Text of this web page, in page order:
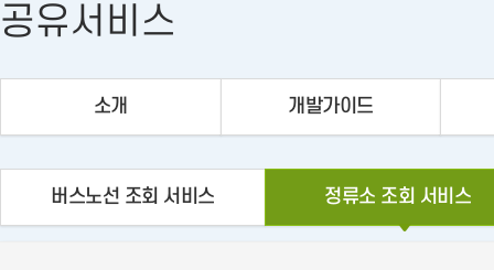
공유서비스
소개 개발가이드
버스노선 조회 서비스 정류소 조회 서비스